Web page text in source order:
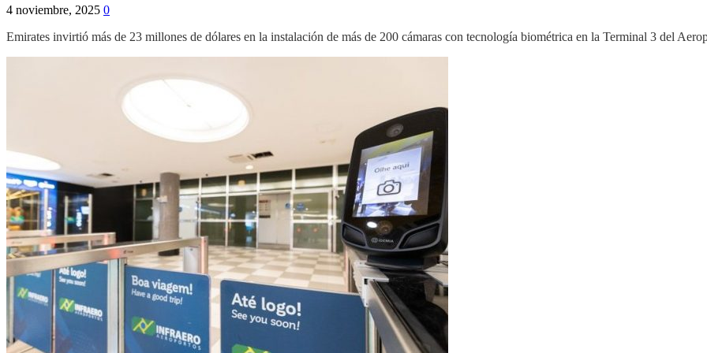
4 noviembre, 2025 0
Emirates invirtió más de 23 millones de dólares en la instalación de más de 200 cámaras con tecnología biométrica en la Terminal 3 del